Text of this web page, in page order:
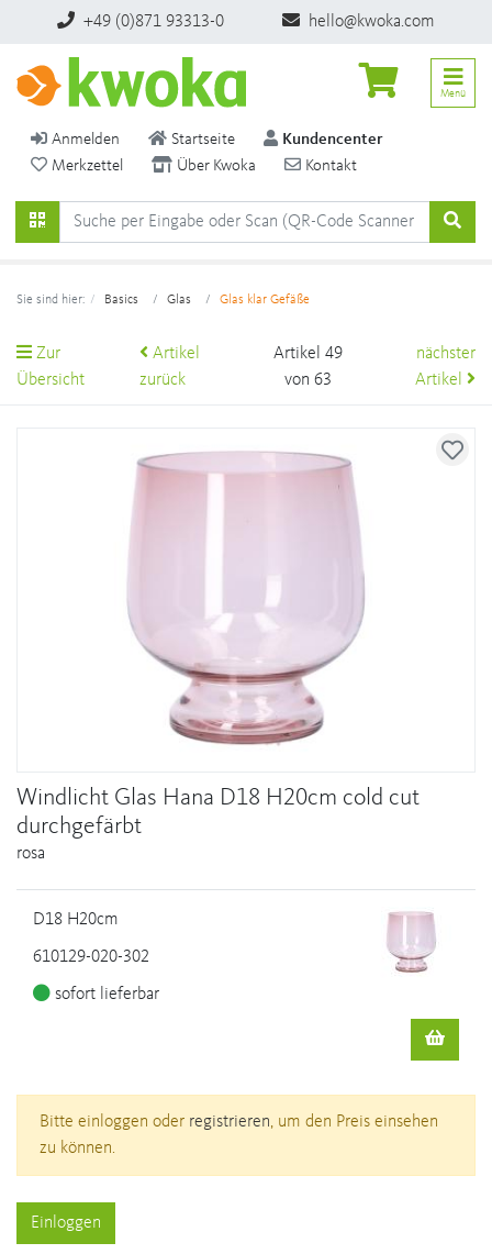
+49 (0)871 93313-0 hello@kwoka.com
Anmelden Startseite
Kundencenter
Merkzettel
Über Kwoka Kontakt
Menü
Sie sind hier: Basics Glas Glas klar Gefäße
Zur
Übersicht
Artikel
zurück
Artikel 49
von 63
nächster
Artikel
Windlicht Glas Hana D18 H20cm cold cut
durchgefärbt
rosa
D18 H20cm
610129-020-302
sofort lieferbar
Bitte einloggen oder registrieren, um den Preis einsehen
zu können.
Einloggen